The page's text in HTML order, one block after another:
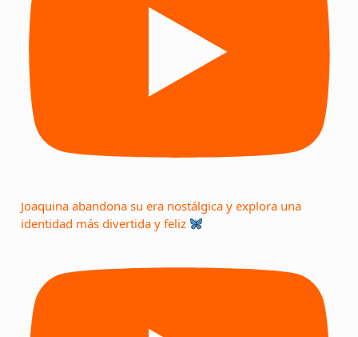
Joaquina abandona su era nostálgica y explora una
identidad más divertida y feliz